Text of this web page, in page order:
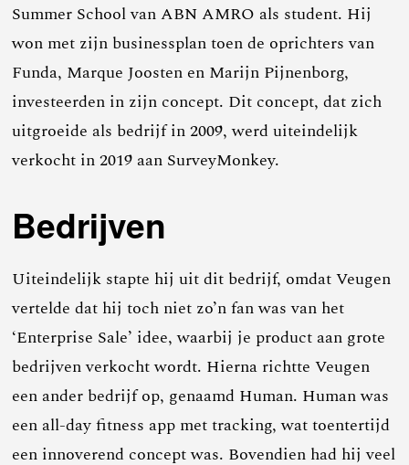
Summer School van ABN AMRO als student. Hij
won met zijn businessplan toen de oprichters van
Funda, Marque Joosten en Marijn Pijnenborg,
investeerden in zijn concept. Dit concept, dat zich
uitgroeide als bedrijf in 2009, werd uiteindelijk
verkocht in 2019 aan SurveyMonkey.
Bedrijven
Uiteindelijk stapte hij uit dit bedrijf, omdat Veugen
vertelde dat hij toch niet zo’n fan was van het
‘Enterprise Sale’ idee, waarbij je product aan grote
bedrijven verkocht wordt. Hierna richtte Veugen
een ander bedrijf op, genaamd Human. Human was
een all-day fitness app met tracking, wat toentertijd
een innoverend concept was. Bovendien had hij veel